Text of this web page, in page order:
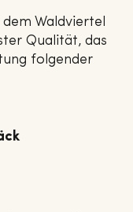
dem Waldviertel
Qualität, das
folgender